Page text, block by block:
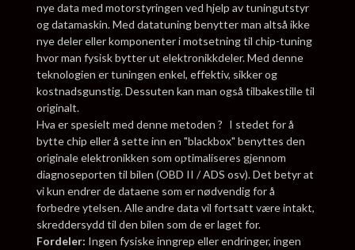
nye data med motorstyringen ved hjelp av tuningutstyr
og datamaskin. Med datatuning benytter man altså ikke
nye deler eller komponenter i motsetning til chip-tuning
hvor man fysisk bytter ut elektronikkdeler. Med denne
teknologien er tuningen enkel, effektiv, sikker og
kostnadsgunstig. Dessuten kan man også tilbakestille til
originalt.
Hva er spesielt med denne metoden ? I stedet for å
bytte chip eller å sette inn en "blackbox" benyttes den
originale elektronikken som optimaliseres gjennom
diagnoseporten til bilen (OBD II / ADS osv). Det betyr at
vi kun endrer de dataene som er nødvendig for å
forbedre ytelsen. Alle andre data vil fortsatt være intakt,
skreddersydd til den bilen som de er laget for.
Fordeler: Ingen fysiske inngrep eller endringer, ingen